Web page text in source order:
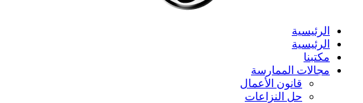
الرئيسية
الرئيسية
مكتبنا
مجالات الممارسة
قانون الأعمال
حل النزاعات